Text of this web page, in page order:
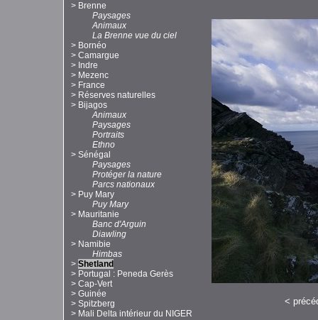
> Brenne
Paysages
Animaux
La Brenne vue du ciel
> Bornéo
> Camargue
> Indre
> Mezenc
> France
> Réserves naturelles
> Bijagos
Animaux
Paysages
Portraits
Ethno
> Sénégal
Paysages
Protéger la nature
Parcs nationaux
> Puy Mary
Puy Mary
> Mauritanie
Banc d'Arguin
Diawling
> Namibie
Himbas
> Shetland
> Portugal : Peneda Gerès
> Cap-Vert
> Guinée
> Spitzberg
> Mali Delta intérieur du NIGER
<